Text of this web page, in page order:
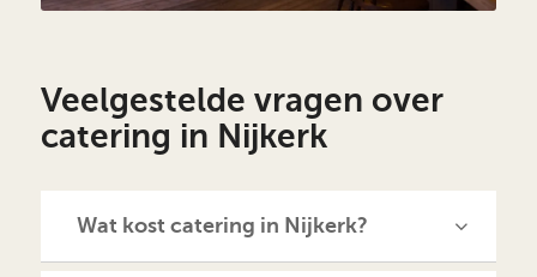
Veelgestelde vragen over
catering in Nijkerk
Wat kost catering in Nijkerk?